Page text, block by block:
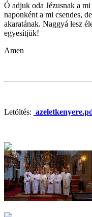
Ó adjuk oda Jézusnak a
naponként a mi csendes,
akaratának. Naggyá lesz
egyesítjük!
Amen
Letöltés: